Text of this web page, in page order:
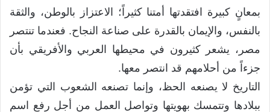
بمعانٍ كبيرة افتقدتها أمتنا كثيراً؛ الاعتزاز بالوطن، والثقة
بالنفس، والإيمان بالقدرة على صناعة النجاح. فعندما تنتصر
مصر، يشعر كثيرون في محيطها العربي والأفريقي بأن
جزءاً من أحلامهم قد انتصر معها.
التاريخ لا يصنعه الحظ، وإنما تصنعه الشعوب التي تؤمن
ببلادها وتتمسك بهويتها وتواصل العمل من أجل رفع اسم